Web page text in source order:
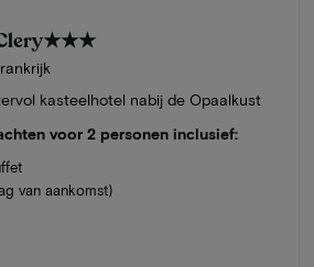
★★★
kasteelhotel nabij de Opaalkust
voor 2 personen inclusief:
van aankomst)